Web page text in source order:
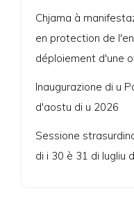
Chjama à
en protection de
déploiement d'une
Inaugurazione di u
d'aostu di u 2026
Sessione
di i 30 è 31 di lugliu